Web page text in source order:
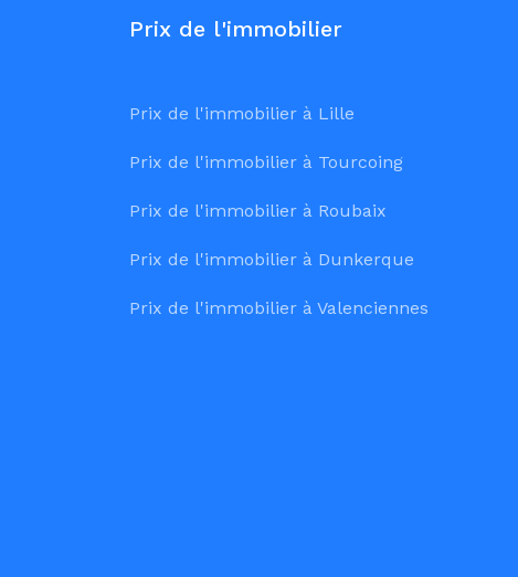
Prix de l'immobilier
Prix de l'immobilier à Lille
Prix de l'immobilier à Tourcoing
Prix de l'immobilier à Roubaix
Prix de l'immobilier à Dunkerque
Prix de l'immobilier à Valenciennes